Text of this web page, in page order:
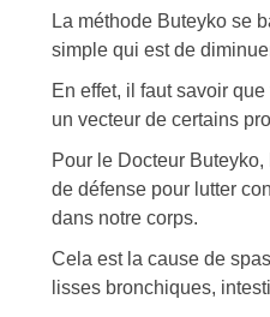
La méthode Buteyko se
simple qui est de
En effet, il faut savoir
un vecteur de certains
Pour le Docteur Buteyko,
de défense pour lutter
dans notre corps.
Cela est la cause de
lisses bronchiques,